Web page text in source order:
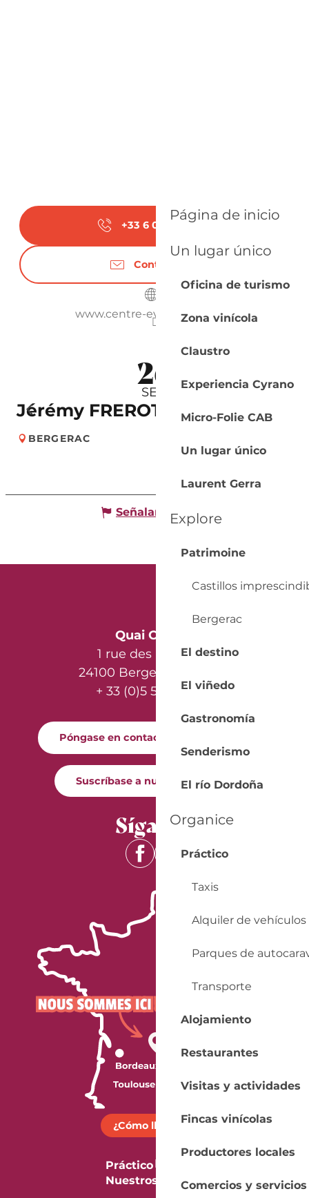
Página de inicio
Un lugar único
Oficina de turismo
Zona vinícola
Claustro
Experiencia Cyrano
Micro-Folie CAB
Un lugar único
Laurent Gerra
Explore
Patrimoine
Castillos
Bergerac
El destino
El viñedo
Gastronomía
Senderismo
El río Dordoña
Organice
Práctico
Taxis
Alquiler de vehículos
Parques de
Transporte
Alojamiento
Restaurantes
Visitas y actividades
Fincas vinícolas
Productores locales
Comercios y servicios
+33 6 02 25 52
Contáctenos
www.centre-evenementiel.fr
26
SEP.
Jérémy FREROT
BERGERAC
Señalar un error
Quai Cyrano
1 rue des Récollets
24100 Bergerac - France
+ 33 (0)5 53 57 03 11
Póngase en contacto con nosotros
Suscríbase a nuestro boletín
Síganos
¿Cómo llegar?
Práctico
Nuestros folletos